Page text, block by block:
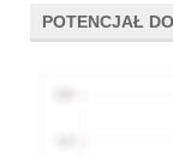
POTENCJAŁ